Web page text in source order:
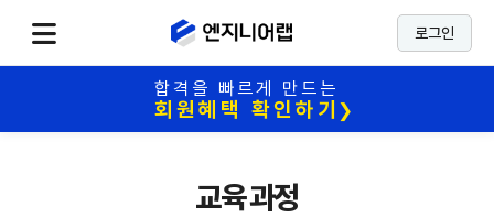
로그인
합격을 빠르게 만드는
회원혜택 확인하기 ❯
교육 과정